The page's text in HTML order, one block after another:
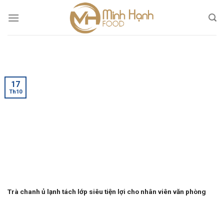
Trà chanh ủ lạnh tách lớp siêu tiện lợi cho nhân viên văn phòng
17
Th10